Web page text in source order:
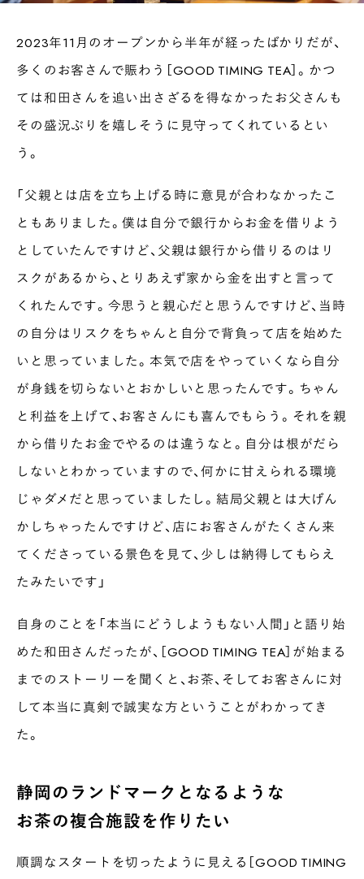
2023年11月のオープンから半年が経ったばかりだが、
多くのお客さんで賑わう［GOOD TIMING TEA］。かつ
ては和田さんを追い出さざるを得なかったお父さんも
その盛況ぶりを嬉しそうに見守ってくれているとい
う。
「父親とは店を立ち上げる時に意見が合わなかったこ
ともありました。僕は自分で銀行からお金を借りよう
としていたんですけど、父親は銀行から借りるのはリ
スクがあるから、とりあえず家から金を出すと言って
くれたんです。今思うと親心だと思うんですけど、当時
の自分はリスクをちゃんと自分で背負って店を始めた
いと思っていました。本気で店をやっていくなら自分
が身銭を切らないとおかしいと思ったんです。ちゃん
と利益を上げて、お客さんにも喜んでもらう。それを親
から借りたお金でやるのは違うなと。自分は根がだら
しないとわかっていますので、何かに甘えられる環境
じゃダメだと思っていましたし。結局父親とは大げん
かしちゃったんですけど、店にお客さんがたくさん来
てくださっている景色を見て、少しは納得してもらえ
たみたいです」
自身のことを「本当にどうしようもない人間」と語り始
めた和田さんだったが、［GOOD TIMING TEA］が始まる
までのストーリーを聞くと、お茶、そしてお客さんに対
して本当に真剣で誠実な方ということがわかってき
た。
静岡のランドマークとなるような
お茶の複合施設を作りたい
順調なスタートを切ったように見える［GOOD TIMING